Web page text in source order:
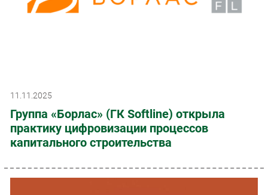
11.11.2025
Группа «Борлас» (ГК Softline) открыла
практику цифровизации процессов
капитального строительства